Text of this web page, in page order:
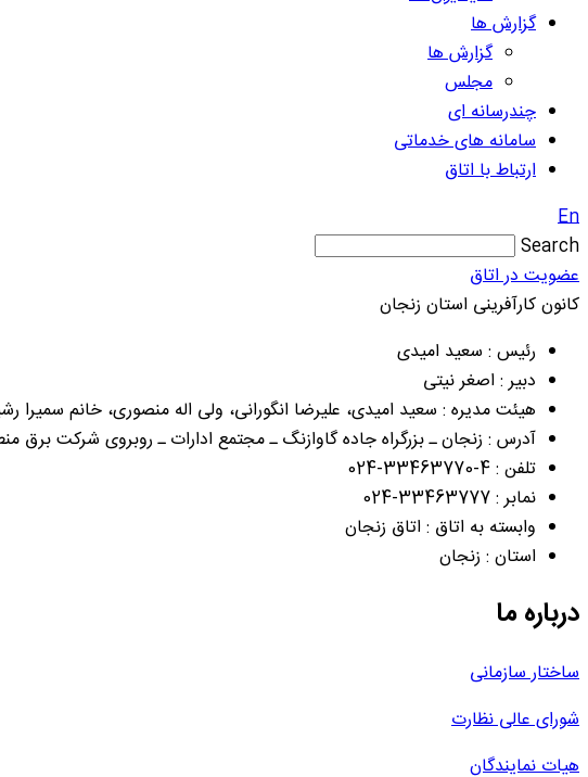
گزارش ها
گزارش ها
مجلس
چندرسانه ای
سامانه های خدماتی
ارتباط با اتاق
En
Search
عضویت در اتاق
کانون کارآفرینی استان زنجان
رئیس : سعید امیدی
دبیر : اصغر نیتی
هیئت مدیره : سعید امیدی، علیرضا انگورانی، ولی اله منصوری، خانم
آدرس : زنجان ـ بزرگراه جاده گاوازنگ ـ مجتمع ادارات ـ روبروی شرکت برق
تلفن : 4-33463770-024
نمابر : 33463777-024
وابسته به اتاق : اتاق زنجان
استان : زنجان
درباره ما
ساختار سازمانی
شورای عالی نظارت
هیات نمایندگان